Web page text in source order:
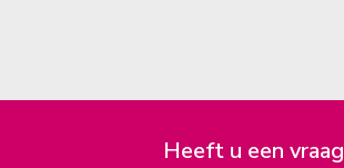
Heeft u een